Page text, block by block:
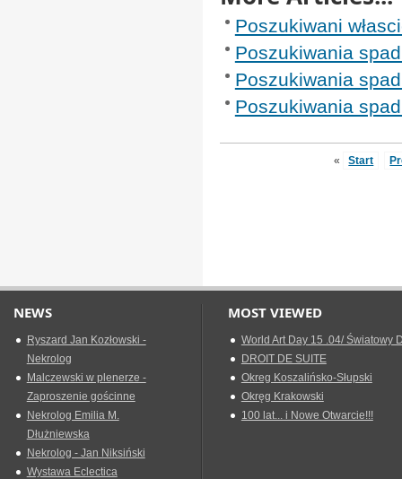
Poszukiwani
Poszukiwania
Poszukiwania
Poszukiwania
« Start
NEWS
Ryszard Jan Kozłowski -
Nekrolog
Malczewski w plenerze -
Zaproszenie gościnne
Nekrolog Emilia M.
Dłużniewska
Nekrolog - Jan Niksiński
Wystawa Eclectica
MOST VIEWED
World Art Day 15 .04/ Światowy
DROIT DE SUITE
Okreg Koszalińsko-Słupski
Okręg Krakowski
100 lat... i Nowe Otwarcie!!!